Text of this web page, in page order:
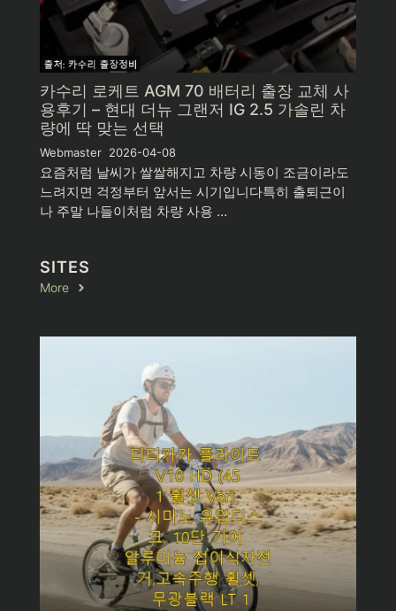
카수리 로케트 AGM 70 배터리 출장 교체 사
용후기 – 현대 더뉴 그랜저 IG 2.5 가솔린 차
량에 딱 맞는 선택
Webmaster 2026-04-08
요즘처럼 날씨가 쌀쌀해지고 차량 시동이 조금이라도
느려지면 걱정부터 앞서는 시기입니다특히 출퇴근이
나 주말 나들이처럼 차량 사용 …
SITES
More